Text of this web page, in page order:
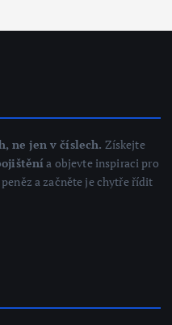
ne jen v číslech. Získejte
a objevte inspiraci pro
peněz a začněte je chytře řídit